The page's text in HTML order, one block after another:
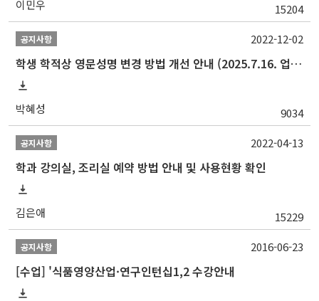
이민우 15204
공지사항
학생 학적상 영문성명 변경 방법 개선 안내 (2025.7.16. 업데이트)
박혜성 9034
2022-12-02
공지사항
학과 강의실, 조리실 예약 방법 안내 및 사용현황 확인
김은애 15229
2022-04-13
공지사항
[수업] '식품영양산업·연구인턴십1,2 수강안내
2016-06-23